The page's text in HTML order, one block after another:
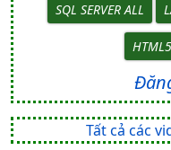
SQL SERVER ALL
Tất cả các